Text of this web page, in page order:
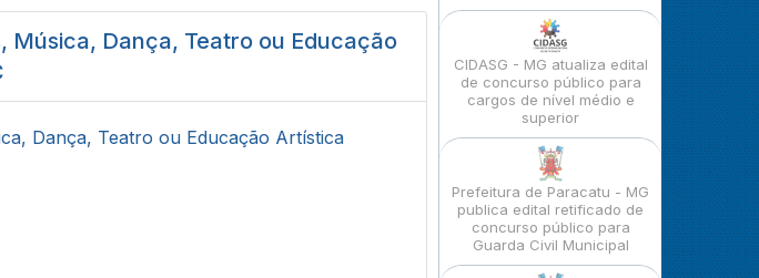
Música, Dança, Teatro ou Educação
Dança, Teatro ou Educação Artística
CIDASG - MG atualiza edital
de concurso público para
cargos de nível médio e
superior
Prefeitura de Paracatu - MG
publica edital retificado de
concurso público para
Guarda Civil Municipal